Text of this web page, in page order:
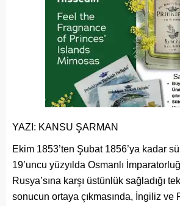
YAZI: KANSU ŞARMAN
Ekim 1853’ten Şubat 1856’ya kadar
19’uncu yüzyılda Osmanlı
Rusya’sına karşı üstünlük sağladığı
sonucun ortaya çıkmasında, İngiliz ve